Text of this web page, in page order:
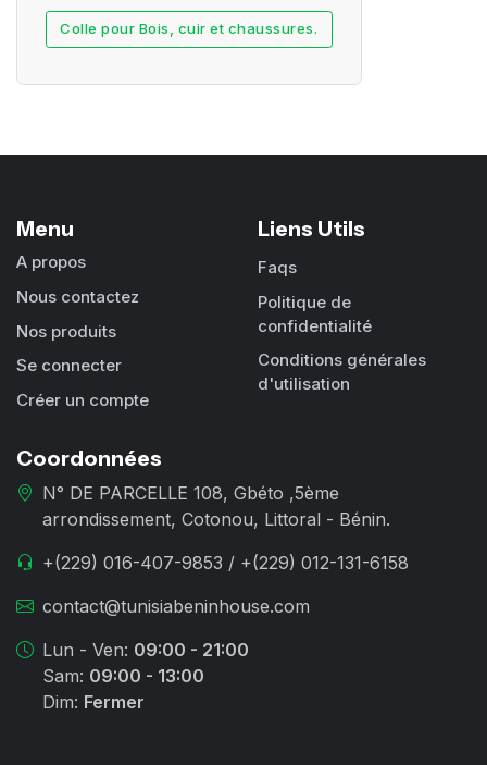
Colle pour Bois, cuir et chaussures.
Menu
A propos
Nous contactez
Nos produits
Se connecter
Créer un compte
Liens Utils
Faqs
Politique de
confidentialité
Conditions générales
d'utilisation
Coordonnées
N° DE PARCELLE 108, Gbéto ,5ème
arrondissement, Cotonou, Littoral - Bénin.
+(229) 016-407-9853 / +(229) 012-131-6158
contact@tunisiabeninhouse.com
Lun - Ven: 09:00 - 21:00
Sam: 09:00 - 13:00
Dim: Fermer